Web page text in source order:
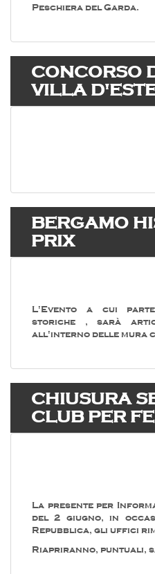
Peschiera del Garda.
CONCORSO
VILLA
BERGAMO
PRIX
L'Evento a cui
storiche , sarà
all'interno delle mura
CHIUSURA
CLUB PER
La presente per
del 2 giugno, in
Repubblica, gli uffici
Riapriranno, puntuali,